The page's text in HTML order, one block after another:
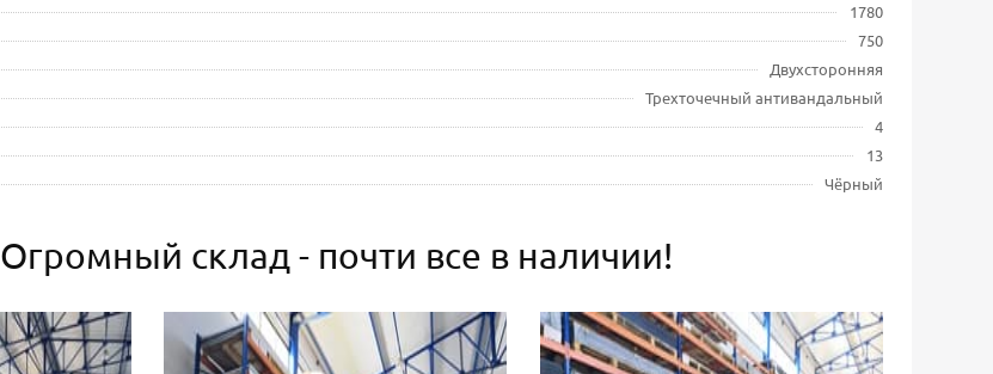
1780
750
Двухсторонняя
Трехточечный антивандальный
4
13
Чёрный
Огромный склад - почти все в наличии!